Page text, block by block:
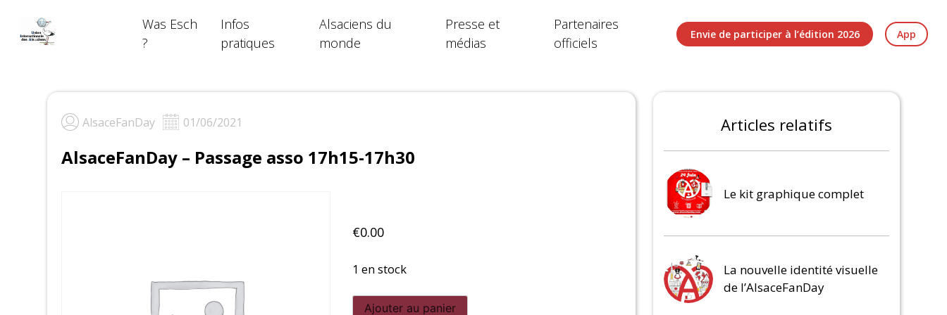
content
Was Esch
?
Infos
pratiques
Alsaciens du
monde
Presse et
médias
Partenaires
officiels
Envie de participer à l’édition 2026 App
AlsaceFanDay 01/06/2021
AlsaceFanDay – Passage asso 17h15-17h30
€0.00
1 en stock
quantité
Ajouter au panier
Articles relatifs
Le kit graphique complet
La nouvelle identité visuelle
de l’AlsaceFanDay